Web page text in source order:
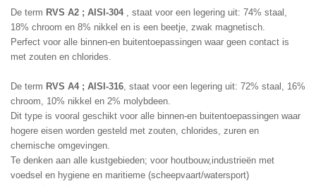
De term RVS A2 ; AISI-304 , staat voor een legering uit: 74% staal,
18% chroom en 8% nikkel en is een beetje, zwak magnetisch.
Perfect voor alle binnen-en buitentoepassingen waar geen contact is
met zouten en chlorides.
De term RVS A4 ; AISI-316, staat voor een legering uit: 72% staal, 16%
chroom, 10% nikkel en 2% molybdeen.
Dit type is vooral geschikt voor alle binnen-en buitentoepassingen waar
hogere eisen worden gesteld met zouten, chlorides, zuren en
chemische omgevingen.
Te denken aan alle kustgebieden; voor houtbouw,industrieën met
voedsel en hygiene en maritieme (scheepvaart/watersport)